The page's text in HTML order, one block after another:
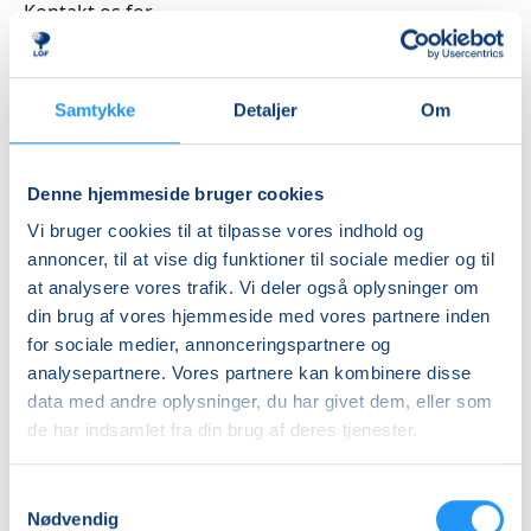
Samtykke Detaljer Om
Denne hjemmeside bruger cookies
Vi bruger cookies til at tilpasse vores indhold og
annoncer, til at vise dig funktioner til sociale medier og til
at analysere vores trafik. Vi deler også oplysninger om
din brug af vores hjemmeside med vores partnere inden
for sociale medier, annonceringspartnere og
analysepartnere. Vores partnere kan kombinere disse
data med andre oplysninger, du har givet dem, eller som
de har indsamlet fra din brug af deres tjenester.
Nødvendig
Kontakt os for
nærmere aftale
DKK 0,00
Info
Nummer
6314010
Første mødegang
mandag 03.08.2026, kl. 08.30 - 11.30
Sidste mødegang
mandag 05.10.2026, kl. 08.30 - 11.30
Antal mødegange